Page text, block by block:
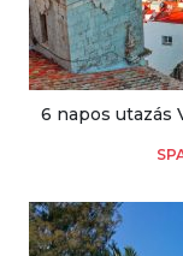
6 napos utazás